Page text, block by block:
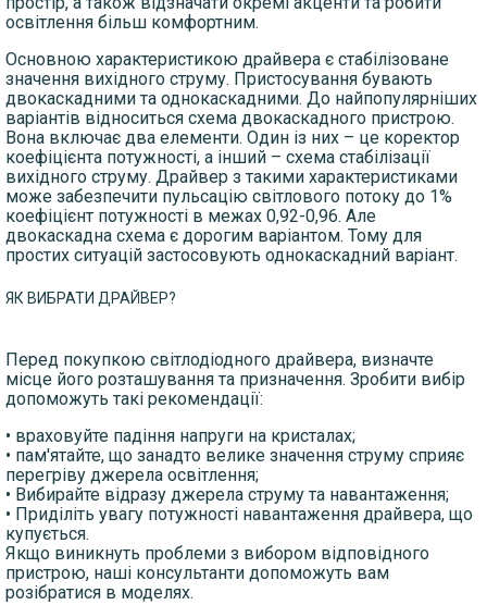
освітлення більш комфортним.
Основною характеристикою драйвера є стабілізоване
значення вихідного струму. Пристосування бувають
двокаскадними та однокаскадними. До найпопулярніших
варіантів відноситься схема двокаскадного пристрою.
Вона включає два елементи. Один із них – це коректор
коефіцієнта потужності, а інший – схема стабілізації
вихідного струму. Драйвер з такими характеристиками
може забезпечити пульсацію світлового потоку до 1%
коефіцієнт потужності в межах 0,92-0,96. Але
двокаскадна схема є дорогим варіантом. Тому для
простих ситуацій застосовують однокаскадний варіант.
ЯК ВИБРАТИ ДРАЙВЕР?
Перед покупкою світлодіодного драйвера, визначте
місце його розташування та призначення. Зробити вибір
допоможуть такі рекомендації:
• враховуйте падіння напруги на кристалах;
• пам'ятайте, що занадто велике значення струму сприяє
перегріву джерела освітлення;
• Вибирайте відразу джерела струму та навантаження;
• Приділіть увагу потужності навантаження драйвера, що
купується.
Якщо виникнуть проблеми з вибором відповідного
пристрою, наші консультанти допоможуть вам
розібратися в моделях.